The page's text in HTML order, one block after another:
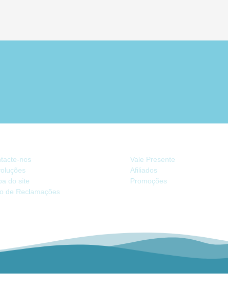
nos
do site
de Reclamações
Vale Presente
Afiliados
Promoções